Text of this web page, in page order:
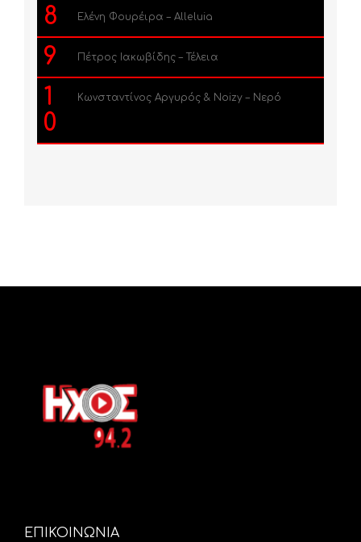
8 Ελένη Φουρέιρα – Alleluia
9 Πέτρος Ιακωβίδης – Τέλεια
1
0
Κωνσταντίνος Αργυρός & Noizy – Νερό
ΕΠΙΚΟΙΝΩΝΙΑ